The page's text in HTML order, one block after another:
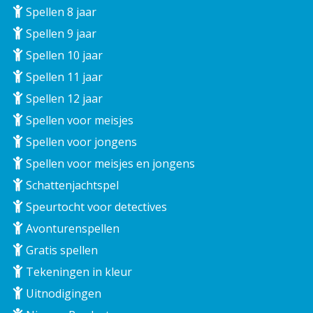
Spellen 8 jaar
Spellen 9 jaar
Spellen 10 jaar
Spellen 11 jaar
Spellen 12 jaar
Spellen voor meisjes
Spellen voor jongens
Spellen voor meisjes en jongens
Schattenjachtspel
Speurtocht voor detectives
Avonturenspellen
Gratis spellen
Tekeningen in kleur
Uitnodigingen